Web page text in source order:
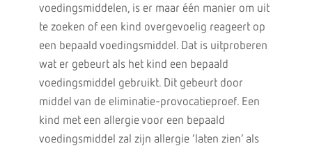
voedingsmiddelen, is er maar één manier om uit
te zoeken of een kind overgevoelig reageert op
een bepaald voedingsmiddel. Dat is uitproberen
wat er gebeurt als het kind een bepaald
voedingsmiddel gebruikt. Dit gebeurt door
middel van de eliminatie-provocatieproef. Een
kind met een allergie voor een bepaald
voedingsmiddel zal zijn allergie ‘laten zien’ als